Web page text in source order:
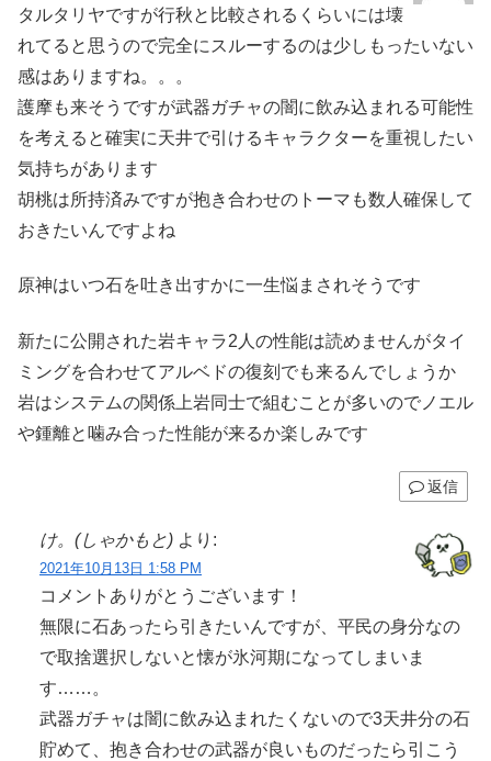
タルタリヤですが行秋と比較されるくらいには壊
れてると思うので完全にスルーするのは少しもったいない
感はありますね。。。
護摩も来そうですが武器ガチャの闇に飲み込まれる可能性
を考えると確実に天井で引けるキャラクターを重視したい
気持ちがあります
胡桃は所持済みですが抱き合わせのトーマも数人確保して
おきたいんですよね
原神はいつ石を吐き出すかに一生悩まされそうです
新たに公開された岩キャラ2人の性能は読めませんがタイ
ミングを合わせてアルベドの復刻でも来るんでしょうか
岩はシステムの関係上岩同士で組むことが多いのでノエル
や鍾離と噛み合った性能が来るか楽しみです
返信
け。(しゃかもと) より:
2021年10月13日 1:58 PM
コメントありがとうございます！
無限に石あったら引きたいんですが、平民の身分なの
で取捨選択しないと懐が氷河期になってしまいま
す……。
武器ガチャは闇に飲み込まれたくないので3天井分の石
貯めて、抱き合わせの武器が良いものだったら引こう